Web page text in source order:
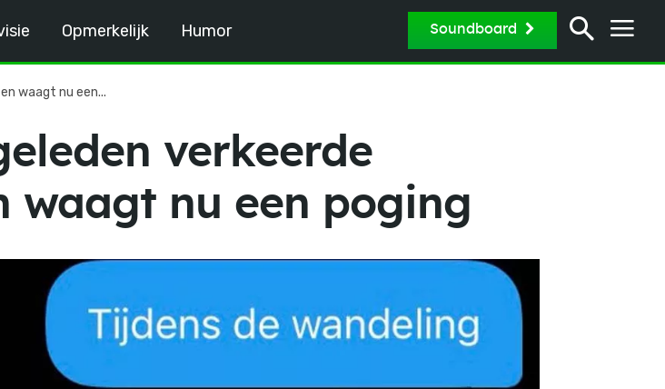
Opmerkelijk Humor Soundboard
waagt nu een...
verkeerde
waagt nu een poging